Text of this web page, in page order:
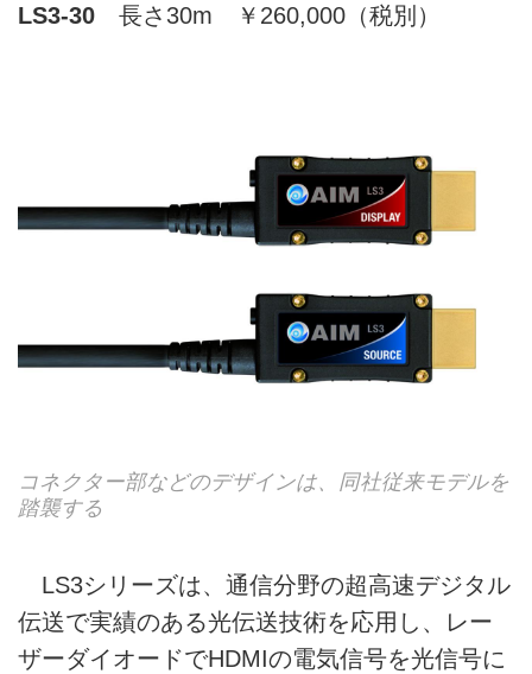
LS3-30 長さ30m ￥260,000（税別）
コネクター部などのデザインは、同社従来モデルを
踏襲する
LS3シリーズは、通信分野の超高速デジタル
伝送で実績のある光伝送技術を応用し、レー
ザーダイオードでHDMIの電気信号を光信号に